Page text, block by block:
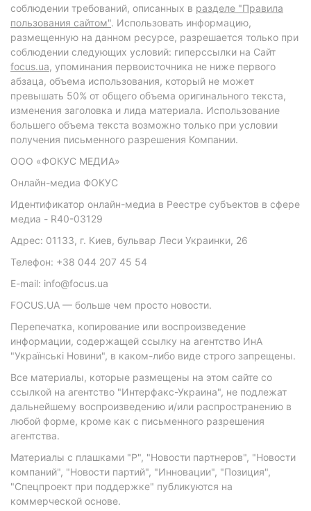
соблюдении требований, описанных в разделе "Правила
пользования сайтом". Использовать информацию,
размещенную на данном ресурсе, разрешается только при
соблюдении следующих условий: гиперссылки на Сайт
focus.ua, упоминания первоисточника не ниже первого
абзаца, объема использования, который не может
превышать 50% от общего объема оригинального текста,
изменения заголовка и лида материала. Использование
большего объема текста возможно только при условии
получения письменного разрешения Компании.
ООО «ФОКУС МЕДИА»
Онлайн-медиа ФОКУС
Идентификатор онлайн-медиа в Реестре субъектов в сфере
медиа - R40-03129
Адрес: 01133, г. Киев, бульвар Леси Украинки, 26
Телефон: +38 044 207 45 54
E-mail: info@focus.ua
FOCUS.UA — больше чем просто новости.
Перепечатка, копирование или воспроизведение
информации, содержащей ссылку на агентство ИнА
"Українські Новини", в каком-либо виде строго запрещены.
Все материалы, которые размещены на этом сайте со
ссылкой на агентство "Интерфакс-Украина", не подлежат
дальнейшему воспроизведению и/или распространению в
любой форме, кроме как с письменного разрешения
агентства.
Материалы с плашками "Р", "Новости партнеров", "Новости
компаний", "Новости партий", "Инновации", "Позиция",
"Спецпроект при поддержке" публикуются на
коммерческой основе.